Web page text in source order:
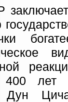
лет
Дун